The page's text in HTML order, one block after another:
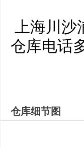
上海川沙
仓库电话
仓库细节图